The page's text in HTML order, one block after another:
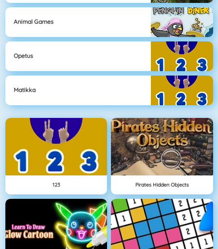
Animal Games
Opetus
Matikka
123 Pirates Hidden Objects